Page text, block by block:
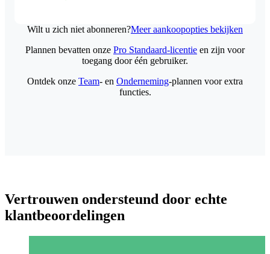
Wilt u zich niet abonneren?Meer aankoopopties bekijken
Plannen bevatten onze Pro Standaard-licentie en zijn voor
toegang door één gebruiker.
Ontdek onze Team- en Onderneming-plannen voor extra
functies.
Vertrouwen ondersteund door echte
klantbeoordelingen